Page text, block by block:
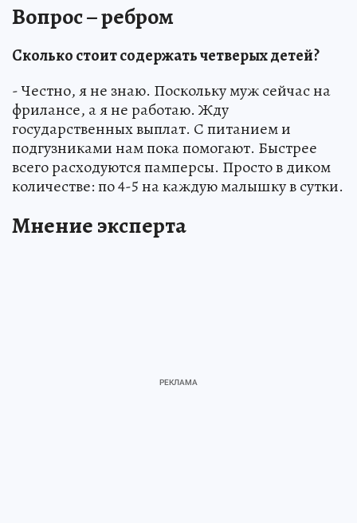
Вопрос – ребром
Сколько стоит содержать четверых детей?
- Честно, я не знаю. Поскольку муж сейчас на
фрилансе, а я не работаю. Жду
государственных выплат. С питанием и
подгузниками нам пока помогают. Быстрее
всего расходуются памперсы. Просто в диком
количестве: по 4-5 на каждую малышку в сутки.
Мнение эксперта